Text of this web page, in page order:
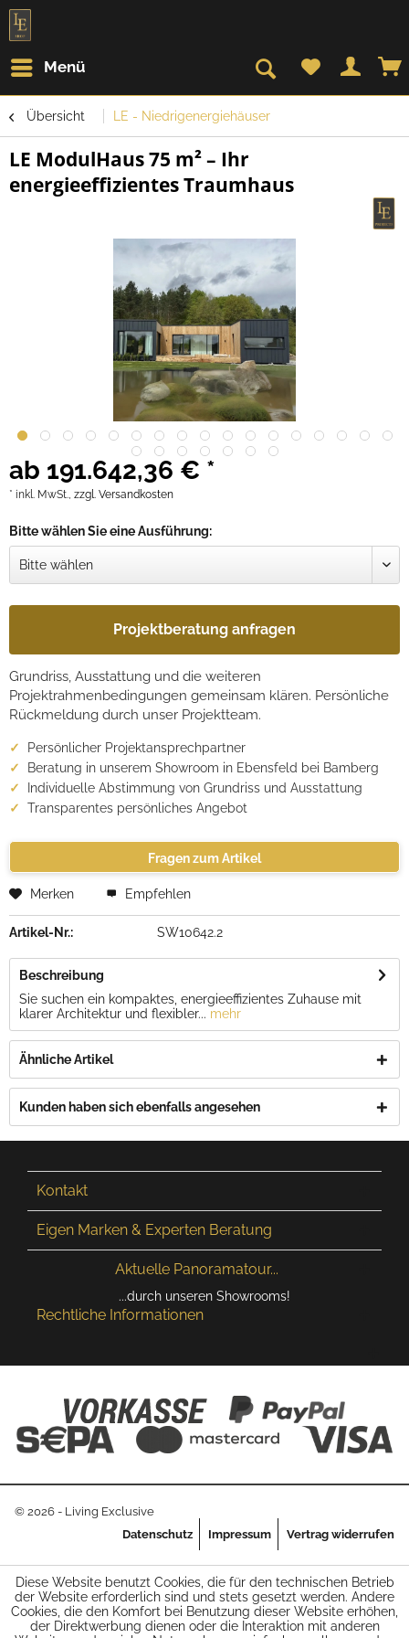
Menü
Übersicht LE - Niedrigenergiehäuser
LE ModulHaus 75 m² – Ihr
energieeffizientes Traumhaus
ab 191.642,36 € *
* inkl. MwSt., zzgl. Versandkosten
Bitte wählen Sie eine Ausführung:
Projektberatung anfragen
Grundriss, Ausstattung und die weiteren
Projektrahmenbedingungen gemeinsam klären. Persönliche
Rückmeldung durch unser Projektteam.
Persönlicher Projektansprechpartner
Beratung in unserem Showroom in Ebensfeld bei Bamberg
Individuelle Abstimmung von Grundriss und Ausstattung
Transparentes persönliches Angebot
Fragen zum Artikel
Merken Empfehlen
Artikel-Nr.: SW10642.2
Beschreibung
Sie suchen ein kompaktes, energieeffizientes Zuhause mit
klarer Architektur und flexibler... mehr
Ähnliche Artikel
Kunden haben sich ebenfalls angesehen
Kontakt
Eigen Marken & Experten Beratung
Aktuelle Panoramatour...
...durch unseren Showrooms!
Rechtliche Informationen
© 2026 - Living Exclusive
Datenschutz
Impressum Vertrag widerrufen
Diese Website benutzt Cookies, die für den technischen Betrieb
der Website erforderlich sind und stets gesetzt werden. Andere
Cookies, die den Komfort bei Benutzung dieser Website erhöhen,
der Direktwerbung dienen oder die Interaktion mit anderen